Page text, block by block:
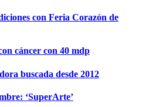
con Feria Corazón de
cáncer con 40 mdp
buscada desde 2012
‘SuperArte’